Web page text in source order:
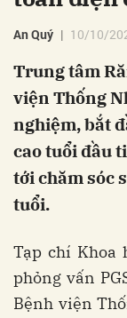
An Quý 10/10/
Trung tâm
viện Thống
nghiệm, bắt
cao tuổi đầu
tới chăm sóc
tuổi.
Tạp chí Khoa
phỏng vấn
Bệnh viện